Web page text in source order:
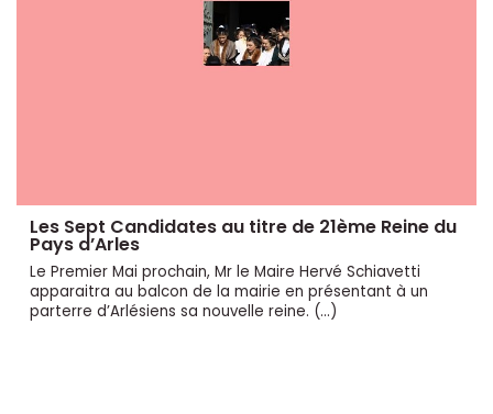
Les Sept Candidates au titre de 21ème Reine du
Pays d’Arles
Le Premier Mai prochain, Mr le Maire Hervé Schiavetti
apparaitra au balcon de la mairie en présentant à un
parterre d’Arlésiens sa nouvelle reine. (…)